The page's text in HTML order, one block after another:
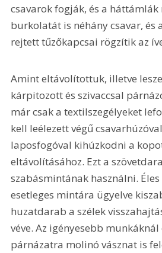
csavarok fogják, és a
burkolatát is néhány csavar, és
rejtett tűzőkapcsai rögzítik az
Amint eltávolítottuk, illetve
kárpitozott és szivaccsal
már csak a textilszegélyeket
kell leélezett végű
laposfogóval kihúzkodni a
eltávolításához. Ezt a
szabásmintának használni.
esetleges mintára ügyelve
huzatdarab a szélek
véve. Az igényesebb munkáknál
párnázatra molinó vásznat is